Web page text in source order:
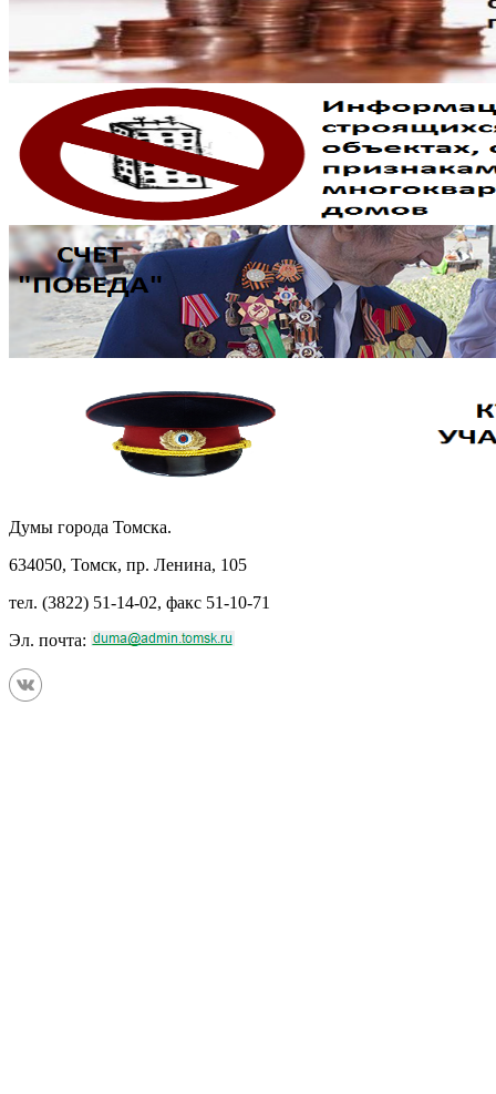
Думы города Томска.
634050, Томск, пр. Ленина, 105
тел. (3822) 51-14-02, факс 51-10-71
Эл. почта: